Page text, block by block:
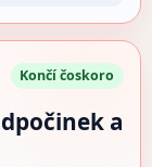
Končí čoskoro
a